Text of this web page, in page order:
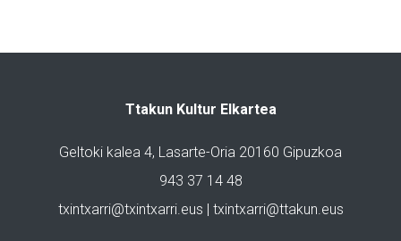
Ttakun Kultur Elkartea
Geltoki kalea 4, Lasarte-Oria 20160 Gipuzkoa
943 37 14 48
txintxarri@txintxarri.eus | txintxarri@ttakun.eus